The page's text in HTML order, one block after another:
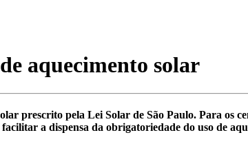
aquecimento solar
prescrito pela Lei Solar de São Paulo. Para os
a dispensa da obrigatoriedade do uso de